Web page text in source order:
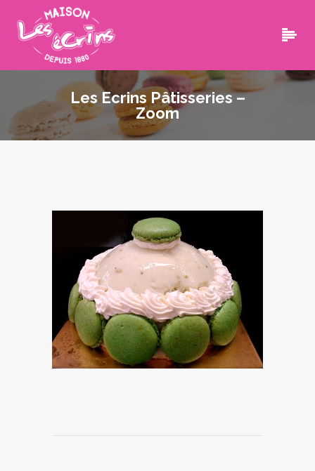
Les Ecrins Pâtisseries –
Zoom